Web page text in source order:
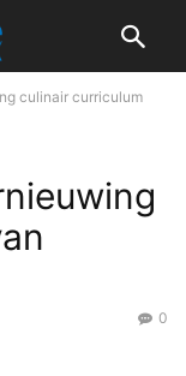
culinair curriculum
0